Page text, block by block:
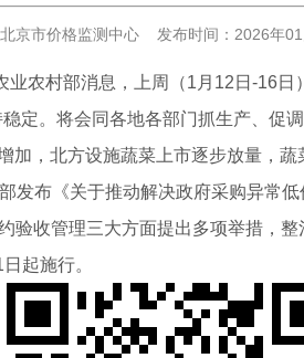
京市价格监测中心 发布时间：2026年01
业农村部消息，上周（1月12日-16日
定。将会同各地各部门抓生产、促
加，北方设施蔬菜上市逐步放量，蔬
发布《关于推动解决政府采购异常
验收管理三大方面提出多项举措，整
起施行。